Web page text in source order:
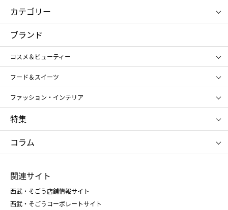
カテゴリー
コスメ＆ビューティー
ギフト
レディース
メンズ
スポーツ・アウトドア
お中元
お歳暮
ブランド
コスメ＆ビューティー
SHISEIDO
ポール&ジョー ボーテ
ジルスチュアート
NARS
RMK
クリニーク
SK-Ⅱ
フード＆スイーツ
アンリ・シャルパンティエ
ゴディバ
新宿高野
たねや
ねんりん家
ファッション・インテリア
ポロ ラルフ ローレン
タケオ キクチ
ママ＆キッズ
シュタイフ
特集
お中元
ひな人形
五月人形
父の日
クリスマスケーキ
コラム
菓子折り
和菓子
人気のギフト
関連サイト
西武・そごう店舗情報サイト
西武・そごうコーポレートサイト